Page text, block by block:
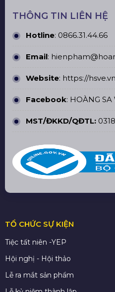
THÔNG TIN LIÊN HỆ
Hotline: 0866.31.44.66
Email:
Website: https://
Facebook: HOÀNG SA
MST/ĐKKD/QĐTL:
TỔ CHỨC SỰ KIỆN
Tiệc tất niên -YEP
Hội nghị - Hội thảo
Lễ ra mắt sản phẩm